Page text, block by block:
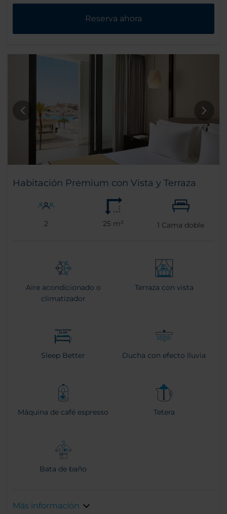
Reserva ahora
Habitación Premium con Vista y Terraza
2 25 m² 1 Cama doble
Aire acondicionado o
climatizador
Terraza con vista
Sleep Better Ducha con efecto lluvia
Máquina de café espresso Tetera
Bata de baño
Más información